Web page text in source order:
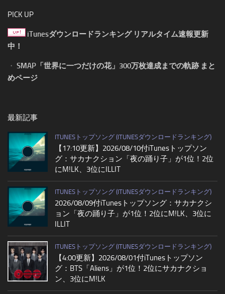
PICK UP
iTunesダウンロードランキング リアルタイム速報更新
中！
・ SMAP「世界に一つだけの花」300万枚達成までの軌跡 まと
めページ
最新記事
ITUNESトップソング (ITUNESダウンロードランキング)
【17:10更新】2026/08/10付iTunesトップソン
グ：サカナクション「夜の踊り子」が1位！2位
にM!LK、3位にILLIT
ITUNESトップソング (ITUNESダウンロードランキング)
2026/08/09付iTunesトップソング：サカナクシ
ョン「夜の踊り子」が1位！2位にM!LK、3位に
ILLIT
ITUNESトップソング (ITUNESダウンロードランキング)
【4:00更新】2026/08/01付iTunesトップソン
グ：BTS「Aliens」が1位！2位にサカナクショ
ン、3位にM!LK